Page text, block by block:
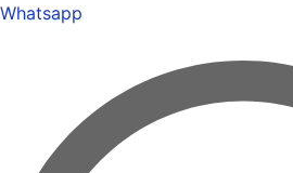
Whatsapp